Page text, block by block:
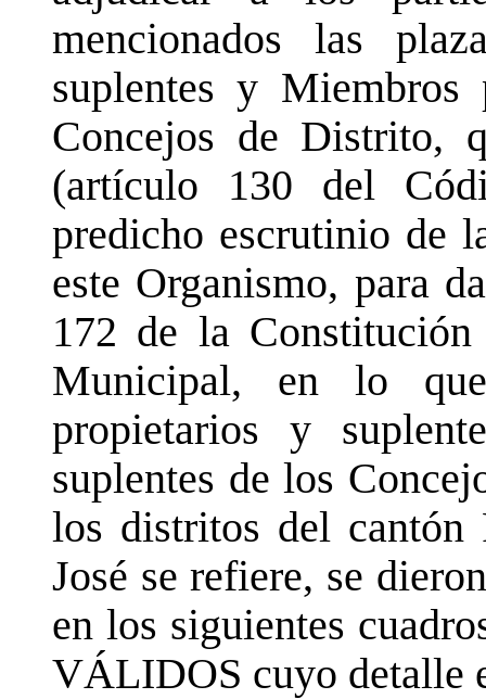
mencionados las
suplentes y
Concejos de Distrito,
(artículo 130 del
predicho escrutinio de
este Organismo, para
172 de la
Municipal, en lo
propietarios y
suplentes de los
los distritos del cantón
José se refiere, se
en los siguientes
VÁLIDOS cuyo detalle